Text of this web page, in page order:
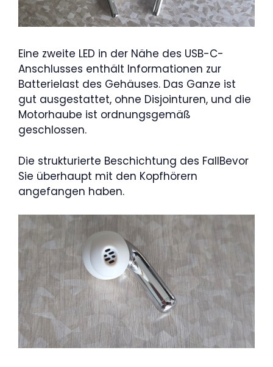
Eine zweite LED in der Nähe des USB-C-
Anschlusses enthält Informationen zur
Batterielast des Gehäuses. Das Ganze ist
gut ausgestattet, ohne Disjointuren, und die
Motorhaube ist ordnungsgemäß
geschlossen.
Die strukturierte Beschichtung des FallBevor
Sie überhaupt mit den Kopfhörern
angefangen haben.